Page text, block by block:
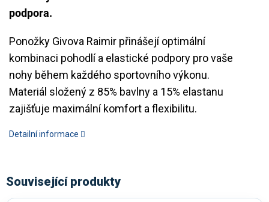
podpora.
Ponožky Givova Raimir přinášejí optimální
kombinaci pohodlí a elastické podpory pro vaše
nohy během každého sportovního výkonu.
Materiál složený z 85% bavlny a 15% elastanu
zajišťuje maximální komfort a flexibilitu.
Detailní informace
Související produkty